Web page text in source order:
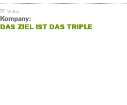
Kompany:
DAS ZIEL IST DAS TRIPLE